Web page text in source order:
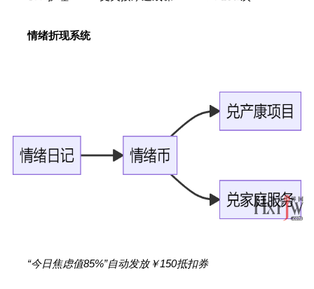
情绪折现系统
“今日焦虑值85%”自动发放￥150抵扣券